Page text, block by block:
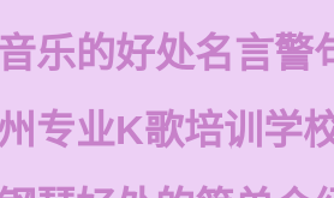
乐的好处名言警
专业K歌培训学